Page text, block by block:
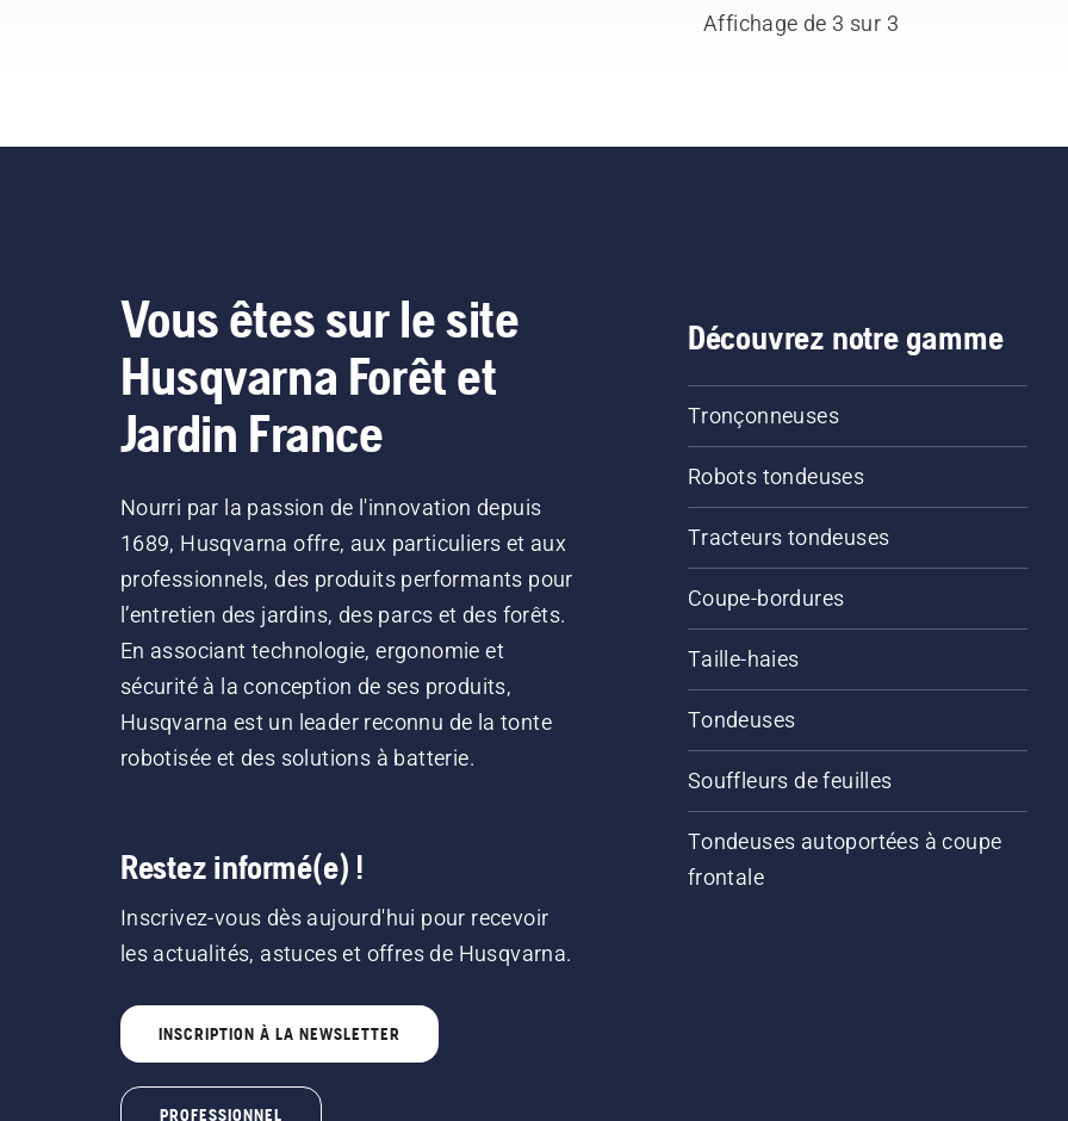
instructions de cette courte
de tronçonneuse fonctionne
Faites tourner le moteur de
la tronçonneuse à quelques
arbre. La présence d'huile
projetée sur le tronc indique
lubrification fonctionne.
Affichage de 3 sur 3
Vous êtes sur le site
Husqvarna Forêt et
Jardin France
Nourri par la passion de l'innovation depuis
1689, Husqvarna offre, aux particuliers et aux
professionnels, des produits performants pour
l’entretien des jardins, des parcs et des forêts.
En associant technologie, ergonomie et
sécurité à la conception de ses produits,
Husqvarna est un leader reconnu de la tonte
robotisée et des solutions à batterie.
Restez informé(e) !
Inscrivez-vous dès aujourd'hui pour recevoir
les actualités, astuces et offres de Husqvarna.
INSCRIPTION À LA NEWSLETTER
PROFESSIONNEL
Découvrez notre gamme
Tronçonneuses
Robots tondeuses
Tracteurs tondeuses
Coupe-bordures
Taille-haies
Tondeuses
Souffleurs de feuilles
Tondeuses autoportées à coupe
frontale